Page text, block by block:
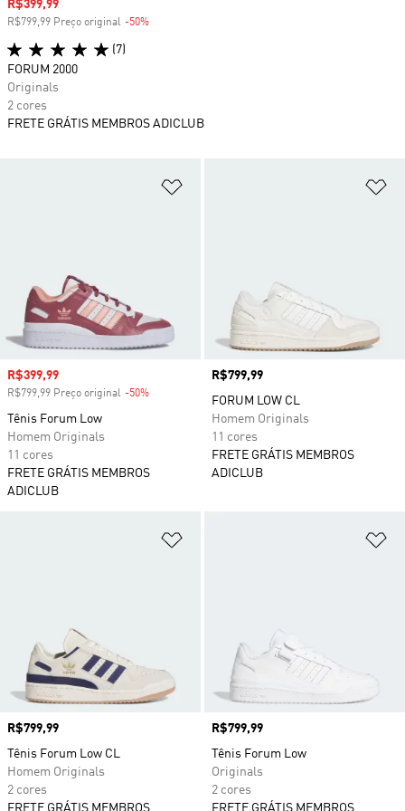
Preço com desconto
R$399,99
R$799,99 Preço original -50%
Tênis Forum Low
Homem Originals
11 cores
FRETE GRÁTIS MEMBROS
ADICLUB
Preço
R$799,99
FORUM LOW CL
Homem Originals
11 cores
FRETE GRÁTIS MEMBROS
ADICLUB
Preço
R$799,99
Tênis Forum Low CL
Homem Originals
2 cores
FRETE GRÁTIS MEMBROS
Preço
R$799,99
Tênis Forum Low
Originals
2 cores
FRETE GRÁTIS MEMBROS
Preço com desconto
R$399,99
R$799,99 Preço original -50%
(7)
FORUM 2000
Originals
2 cores
FRETE GRÁTIS MEMBROS ADICLUB